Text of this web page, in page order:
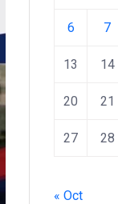
6 7
13 14
20 21
27 28
« Oct